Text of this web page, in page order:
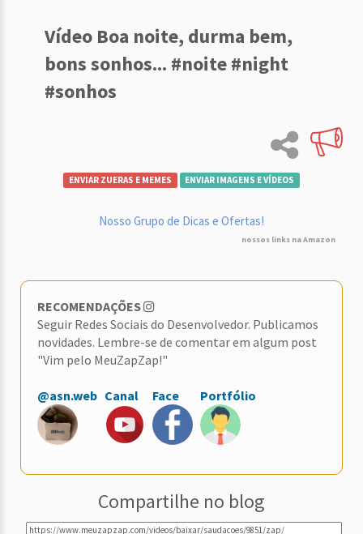
Vídeo Boa noite, durma bem,
bons sonhos... #noite #night
#sonhos
ENVIAR ZUERAS E MEMES ENVIAR IMAGENS E VÍDEOS
Nosso Grupo de Dicas e Ofertas!
nossos links na Amazon
RECOMENDAÇÕES
Seguir Redes Sociais do Desenvolvedor. Publicamos
novidades. Lembre-se de comentar em algum post
"Vim pelo MeuZapZap!"
@asn.web Canal Face Portfólio
Compartilhe no blog